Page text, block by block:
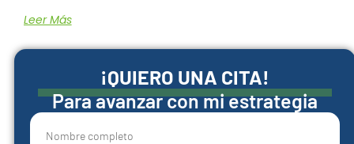
Leer Más
¡QUIERO UNA CITA!
Para avanzar con mi estrategia